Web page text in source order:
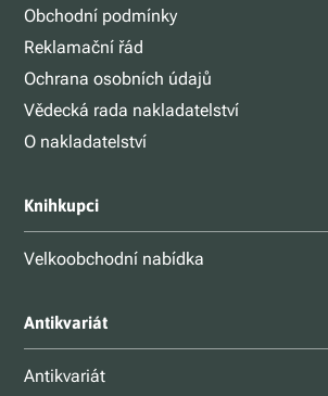
Obchodní podmínky
Reklamační řád
Ochrana osobních údajů
Vědecká rada nakladatelství
O nakladatelství
Knihkupci
Velkoobchodní nabídka
Antikvariát
Antikvariát